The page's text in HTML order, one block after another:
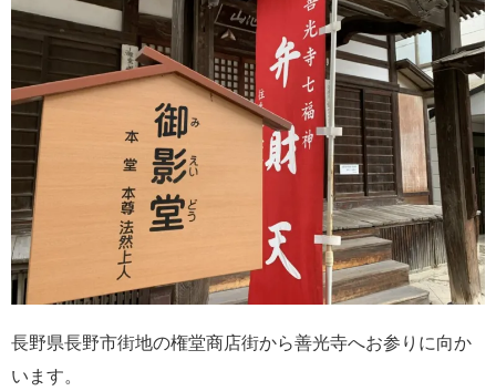
長野県長野市街地の権堂商店街から善光寺へお参りに向か
います。